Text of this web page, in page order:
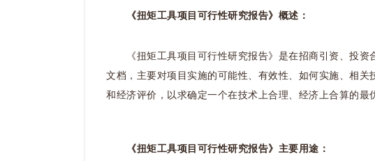
《扭矩工具项目可行性研究报告》概述：
《扭矩工具项目可行性研究报告》是在招商引资、投资
文档，主要对项目实施的可能性、有效性、如何实施、相
和经济评价，以求确定一个在技术上合理、经济上合算的最
《扭矩工具项目可行性研究报告》主要用途：